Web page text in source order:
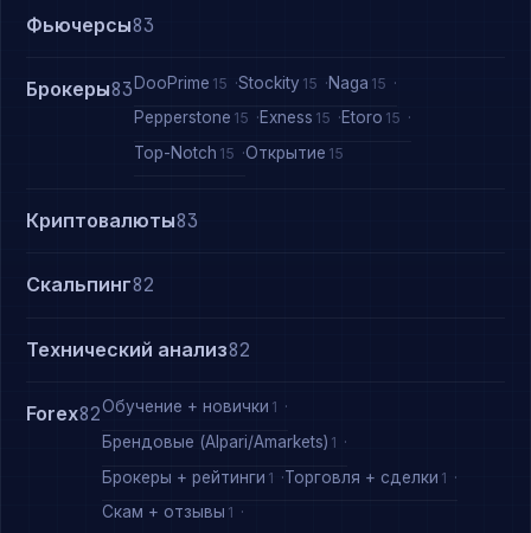
Фьючерсы83
Брокеры83 DooPrime 15 Stockity 15 Naga 15
Pepperstone 15 Exness 15 Etoro 15
Top-Notch 15 Открытие 15
Криптовалюты83
Скальпинг82
Технический анализ82
Forex82Обучение + новички 1
Брендовые (Alpari/Amarkets) 1
Брокеры + рейтинги 1 Торговля + сделки 1
Скам + отзывы 1